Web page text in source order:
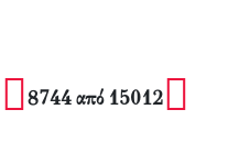
8744 από 15012